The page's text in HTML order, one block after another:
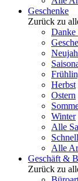
Geschenke
Zurück zu
Danke
Herbst
Ostern
Winter
Alle
Alle
Geschäft &
Zurück zu